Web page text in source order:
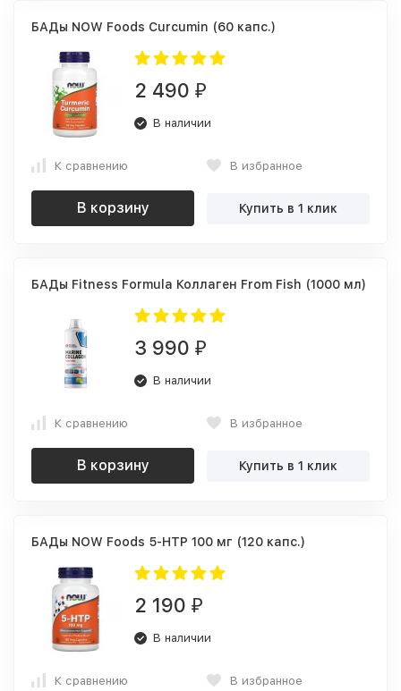
БАДы NOW Foods Curcumin (60 капс.)
2 490 ₽
В наличии
К сравнению В избранное
В корзину Купить в 1 клик
БАДы Fitness Formula Коллаген From Fish (1000 мл)
3 990 ₽
В наличии
К сравнению В избранное
В корзину Купить в 1 клик
БАДы NOW Foods 5-HTP 100 мг (120 капс.)
2 190 ₽
В наличии
К сравнению В избранное